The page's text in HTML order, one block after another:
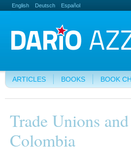
English Deutsch Español
ARTICLES BOOKS BOOK
Trade Unions
Colombia